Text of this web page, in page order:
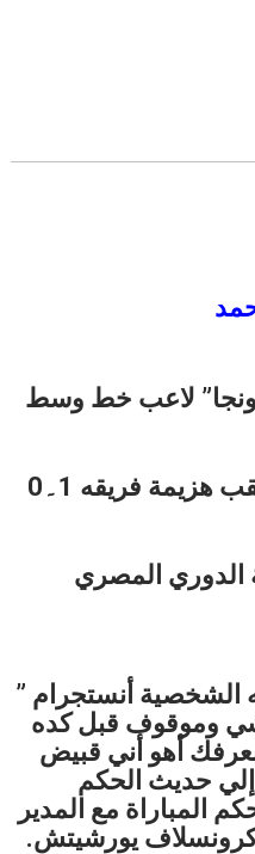
لاعب خط وسط
بيراميدز الجدل تحكيميا عقب هزيمة فريقه 1۔0
مسابقة الدوري المصري
الشخصية أنستجرام ”
وموقوف قبل كده
أهو أني قبيض
حديث الحكم
المباراة مع المدير
كرونسلاف يورشيتش.